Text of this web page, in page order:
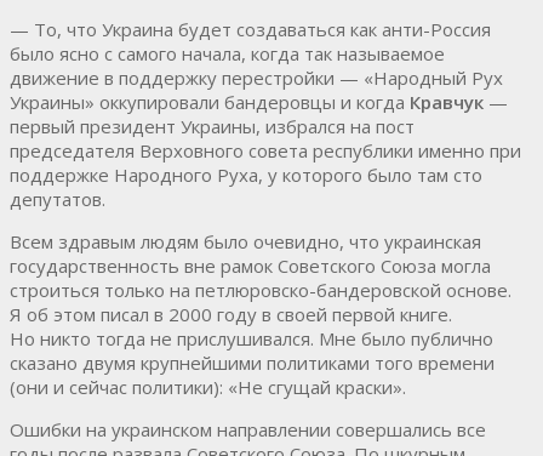
— То, что Украина будет создаваться как анти-Россия
было ясно с самого начала, когда так называемое
движение в поддержку перестройки — «Народный Рух
Украины» оккупировали бандеровцы и когда Кравчук —
первый президент Украины, избрался на пост
председателя Верховного совета республики именно при
поддержке Народного Руха, у которого было там сто
депутатов.
Всем здравым людям было очевидно, что украинская
государственность вне рамок Советского Союза могла
строиться только на петлюровско-бандеровской основе.
Я об этом писал в 2000 году в своей первой книге.
Но никто тогда не прислушивался. Мне было публично
сказано двумя крупнейшими политиками того времени
(они и сейчас политики): «Не сгущай краски».
Ошибки на украинском направлении совершались все